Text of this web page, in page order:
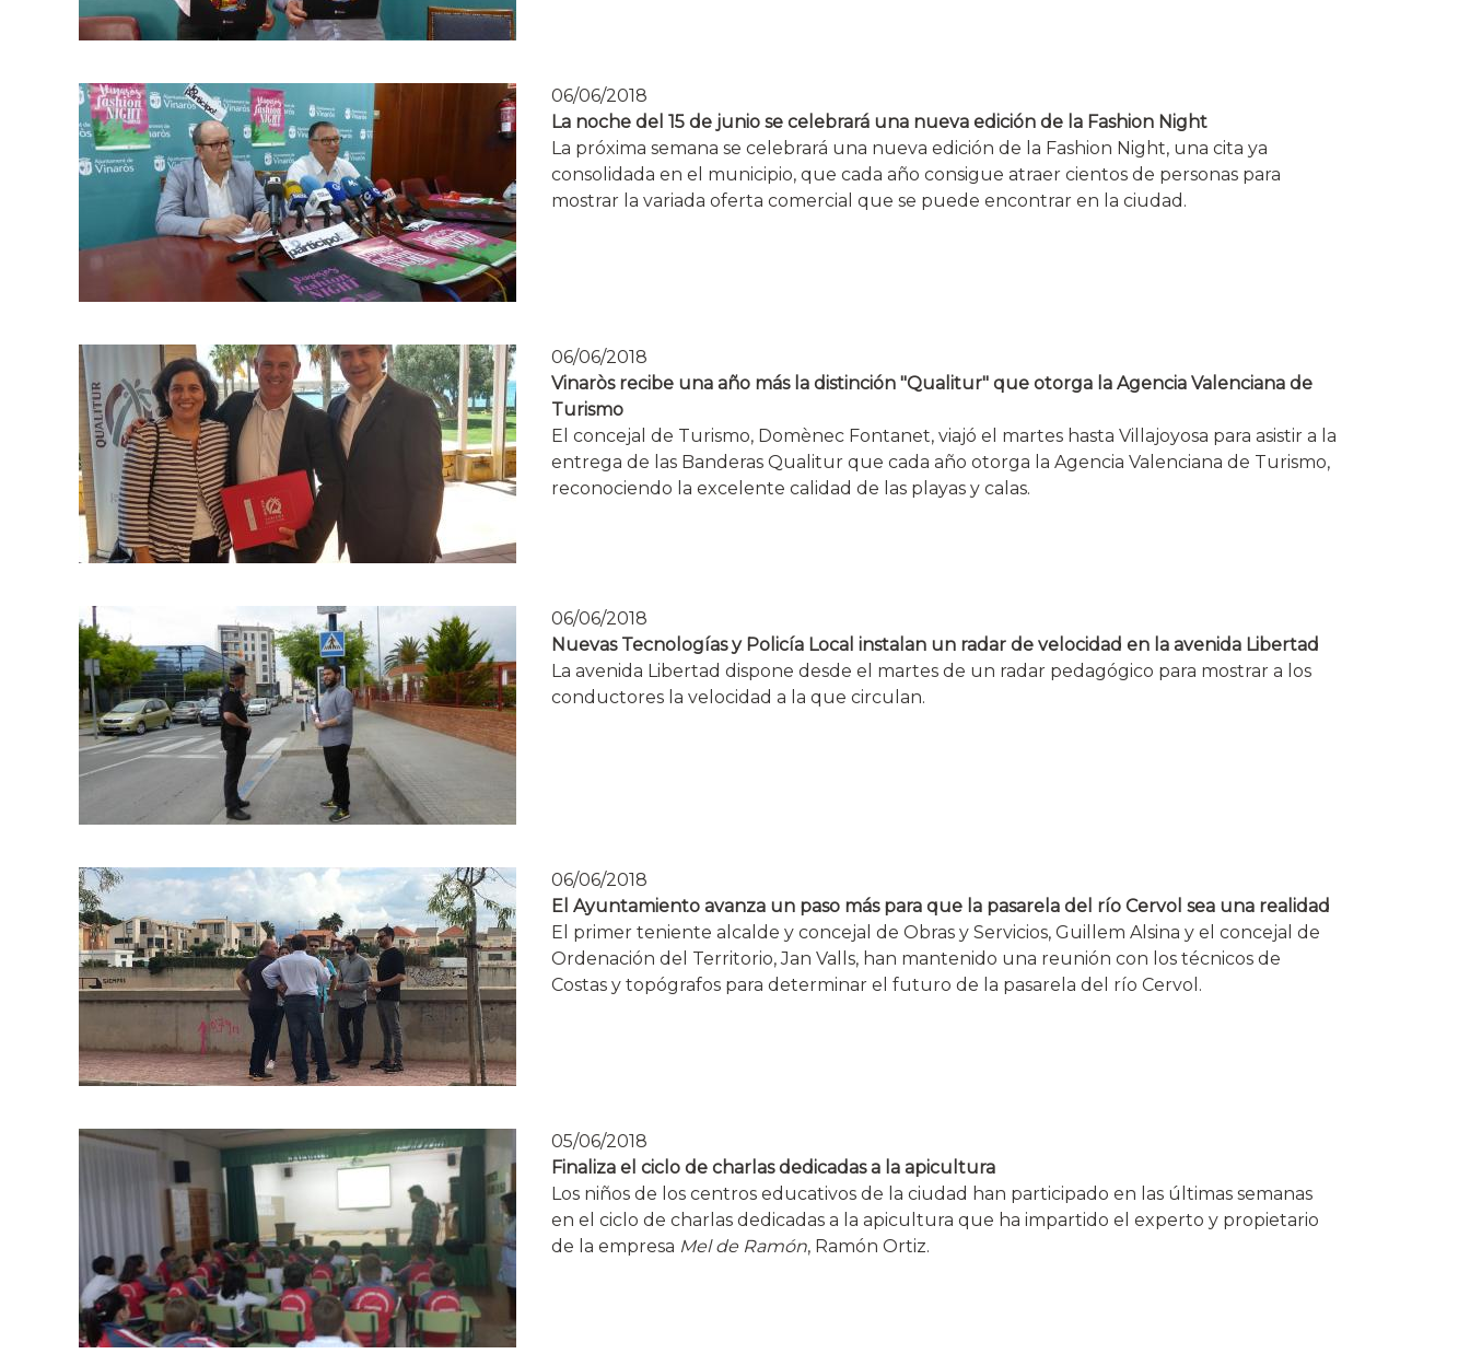
06/06/2018
La noche del 15 de junio se celebrará una nueva edición de la Fashion Night
La próxima semana se celebrará una nueva edición de la Fashion Night, una cita ya
consolidada en el municipio, que cada año consigue atraer cientos de personas para
mostrar la variada oferta comercial que se puede encontrar en la ciudad.
06/06/2018
Vinaròs recibe una año más la distinción "Qualitur" que otorga la Agencia Valenciana de
Turismo
El concejal de Turismo, Domènec Fontanet, viajó el martes hasta Villajoyosa para asistir a la
entrega de las Banderas Qualitur que cada año otorga la Agencia Valenciana de Turismo,
reconociendo la excelente calidad de las playas y calas.
06/06/2018
Nuevas Tecnologías y Policía Local instalan un radar de velocidad en la avenida Libertad
La avenida Libertad dispone desde el martes de un radar pedagógico para mostrar a los
conductores la velocidad a la que circulan.
06/06/2018
El Ayuntamiento avanza un paso más para que la pasarela del río Cervol sea una realidad
El primer teniente alcalde y concejal de Obras y Servicios, Guillem Alsina y el concejal de
Ordenación del Territorio, Jan Valls, han mantenido una reunión con los técnicos de
Costas y topógrafos para determinar el futuro de la pasarela del río Cervol.
05/06/2018
Finaliza el ciclo de charlas dedicadas a la apicultura
Los niños de los centros educativos de la ciudad han participado en las últimas semanas
en el ciclo de charlas dedicadas a la apicultura que ha impartido el experto y propietario
de la empresa Mel de Ramón, Ramón Ortiz.